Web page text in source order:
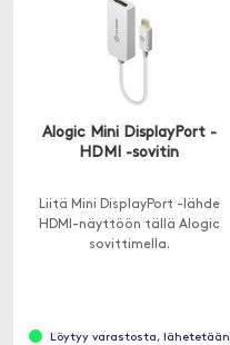
Alogic Mini DisplayPort -
HDMI -sovitin
Liitä Mini DisplayPort -lähde
HDMI-näyttöön tällä Alogic
sovittimella.
Löytyy varastosta, lähetetään